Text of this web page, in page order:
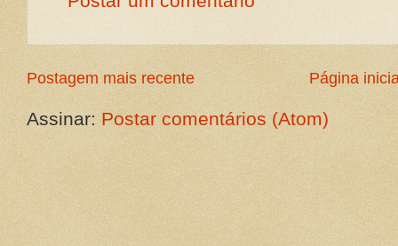
Postagem mais recente Página
Assinar: Postar comentários (Atom)